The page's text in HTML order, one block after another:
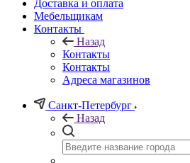
Доставка и оплата
Мебельщикам
Контакты
Назад
Контакты
Контакты
Адреса магазинов
Санкт-Петербург
Назад